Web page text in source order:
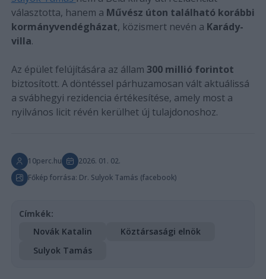
választotta, hanem a Művész úton található korábbi
kormányvendégházat, közismert nevén a Karády-
villa.
Az épület felújítására az állam 300 millió forintot
biztosított. A döntéssel párhuzamosan vált aktuálissá
a svábhegyi rezidencia értékesítése, amely most a
nyilvános licit révén kerülhet új tulajdonoshoz.
10perc.hu
2026. 01. 02.
Főkép forrása: Dr. Sulyok Tamás (facebook)
Címkék:
Novák Katalin
Köztársasági elnök
Sulyok Tamás